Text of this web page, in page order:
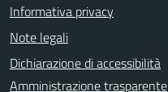
Informativa privacy
Note legali
Dichiarazione di accessibilità
Amministrazione trasparente